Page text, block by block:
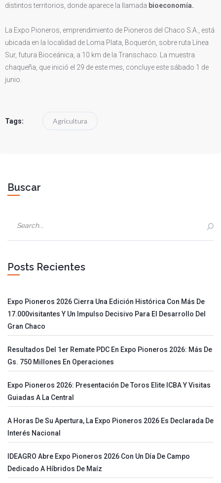
distintos territorios, donde aparece la llamada bioeconomía.
La Expo Pioneros, emprendimiento de Pioneros del Chaco S.A., está
ubicada en la localidad de Loma Plata, Boquerón, sobre ruta Línea
Sur, futura Bioceánica, a 10 km de la Transchaco. La muestra
chaqueña, que inició el 29 de este mes, concluye este sábado 1 de
junio.
Tags: Agricultura
Buscar
Posts Recientes
Expo Pioneros 2026 Cierra Una Edición Histórica Con Más De
17.000visitantes Y Un Impulso Decisivo Para El Desarrollo Del
Gran Chaco
Resultados Del 1er Remate PDC En Expo Pioneros 2026: Más De
Gs. 750 Millones En Operaciones
Expo Pioneros 2026: Presentación De Toros Elite ICBA Y Visitas
Guiadas A La Central
A Horas De Su Apertura, La Expo Pioneros 2026 Es Declarada De
Interés Nacional
IDEAGRO Abre Expo Pioneros 2026 Con Un Día De Campo
Dedicado A Híbridos De Maíz